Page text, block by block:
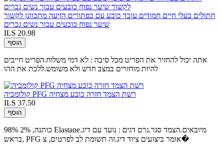
חתולים בעלי חיים חמודים עובד כובע עם כפתורים הזיעה מתכוונן לקשור
שיער נפוח כובעים עבור נשים גברים
ILS 20.98
הוסף
אתה יכול להחזיר את הפריט מכל סיבה : לא דמי משלוח.הפריט חייבים
להיות מוחזרים במצב חדש ולא משומש.ללכת את ההו
קולומביה PFG רשת הצמד חזרה כובע מצחיה
ILS 37.50
הוסף
98% כותנה, 2% Elastane.מיובאים.הצמד סגר.גרם דגים : נועד עם דיג
בראש, PFG אומר ביצועים ציוד דיג.זה תשומת לב לפרטים, צ�